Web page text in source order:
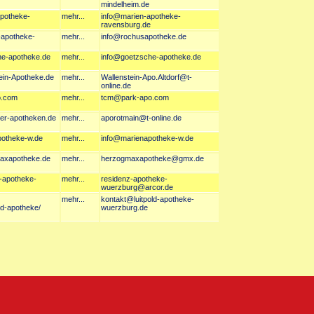
mindelheim.de
mehr...
info@marien-apotheke-
ravensburg.de
mehr... info@rochusapotheke.de
apotheke.de mehr... info@goetzsche-apotheke.de
Apotheke.de mehr...
Wallenstein-Apo.Altdorf@t-
online.de
mehr... tcm@park-apo.com
apotheken.de mehr... aporotmain@t-online.de
w.de mehr... info@marienapotheke-w.de
mehr... herzogmaxapotheke@gmx.de
apotheke- mehr...
residenz-apotheke-
wuerzburg@arcor.de
apotheke/
mehr...
kontakt@luitpold-apotheke-
wuerzburg.de